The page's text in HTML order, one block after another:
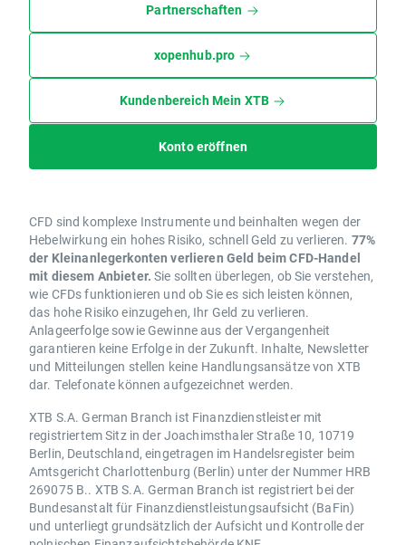
Partnerschaften
xopenhub.pro
Kundenbereich Mein XTB
Konto eröffnen
CFD sind komplexe Instrumente und beinhalten wegen der
Hebelwirkung ein hohes Risiko, schnell Geld zu verlieren. 77%
der Kleinanlegerkonten verlieren Geld beim CFD-Handel
mit diesem Anbieter. Sie sollten überlegen, ob Sie verstehen,
wie CFDs funktionieren und ob Sie es sich leisten können,
das hohe Risiko einzugehen, Ihr Geld zu verlieren.
Anlageerfolge sowie Gewinne aus der Vergangenheit
garantieren keine Erfolge in der Zukunft. Inhalte, Newsletter
und Mitteilungen stellen keine Handlungsansätze von XTB
dar. Telefonate können aufgezeichnet werden.
XTB S.A. German Branch ist Finanzdienstleister mit
registriertem Sitz in der Joachimsthaler Straße 10, 10719
Berlin, Deutschland, eingetragen im Handelsregister beim
Amtsgericht Charlottenburg (Berlin) unter der Nummer HRB
269075 B.. XTB S.A. German Branch ist registriert bei der
Bundesanstalt für Finanzdienstleistungsaufsicht (BaFin)
und unterliegt grundsätzlich der Aufsicht und Kontrolle der